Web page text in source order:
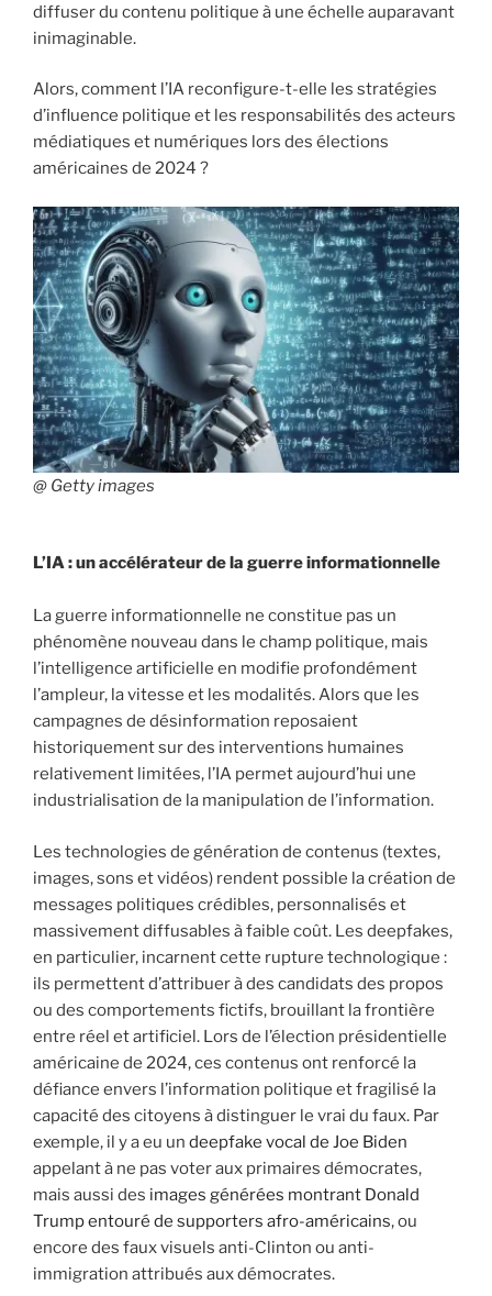
diffuser du contenu politique à une échelle auparavant
inimaginable.
Alors, comment l’IA reconfigure-t-elle les stratégies
d’influence politique et les responsabilités des acteurs
médiatiques et numériques lors des élections
américaines de 2024 ?
@ Getty images
L’IA : un accélérateur de la guerre informationnelle
La guerre informationnelle ne constitue pas un
phénomène nouveau dans le champ politique, mais
l’intelligence artificielle en modifie profondément
l’ampleur, la vitesse et les modalités. Alors que les
campagnes de désinformation reposaient
historiquement sur des interventions humaines
relativement limitées, l’IA permet aujourd’hui une
industrialisation de la manipulation de l’information.
Les technologies de génération de contenus (textes,
images, sons et vidéos) rendent possible la création de
messages politiques crédibles, personnalisés et
massivement diffusables à faible coût. Les deepfakes,
en particulier, incarnent cette rupture technologique :
ils permettent d’attribuer à des candidats des propos
ou des comportements fictifs, brouillant la frontière
entre réel et artificiel. Lors de l’élection présidentielle
américaine de 2024, ces contenus ont renforcé la
défiance envers l’information politique et fragilisé la
capacité des citoyens à distinguer le vrai du faux. Par
exemple, il y a eu un deepfake vocal de Joe Biden
appelant à ne pas voter aux primaires démocrates,
mais aussi des images générées montrant Donald
Trump entouré de supporters afro-américains, ou
encore des faux visuels anti-Clinton ou anti-
immigration attribués aux démocrates.